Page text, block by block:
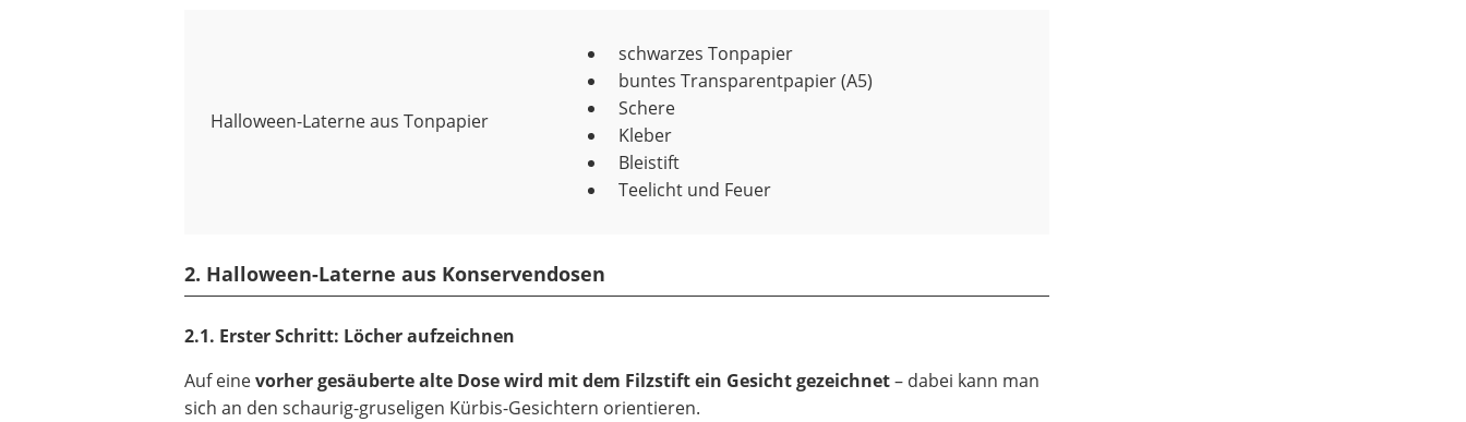
Halloween-Laterne aus Tonpapier
schwarzes Tonpapier
buntes Transparentpapier (A5)
Schere
Kleber
Bleistift
Teelicht und Feuer
2. Halloween-Laterne aus Konservendosen
2.1. Erster Schritt: Löcher aufzeichnen
Auf einevorher gesäuberte alte Dose wird mit dem Filzstift ein Gesicht gezeichnet– dabei kann man
sich an den schaurig-gruseligen Kürbis-Gesichtern orientieren.